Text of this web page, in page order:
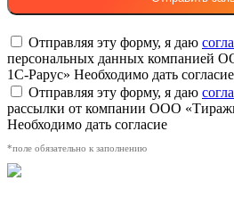
Отправляя эту форму, я даю
персональных данных компанией
1С-Рарус» Необходимо дать согласие
Отправляя эту форму, я даю
рассылки от компании ООО
Необходимо дать согласие
*поле обязательно к заполнению